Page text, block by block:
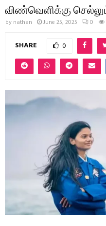
விண்வெளிக்கு
by nathan June 25, 2025 0
SHARE 0